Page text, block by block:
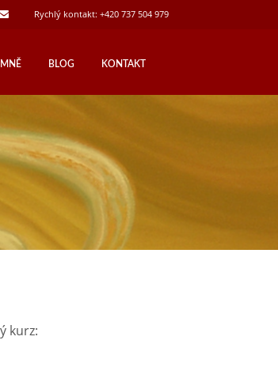
Rychlý kontakt: +420 737 504 979
BLOG KONTAKT
kurz: